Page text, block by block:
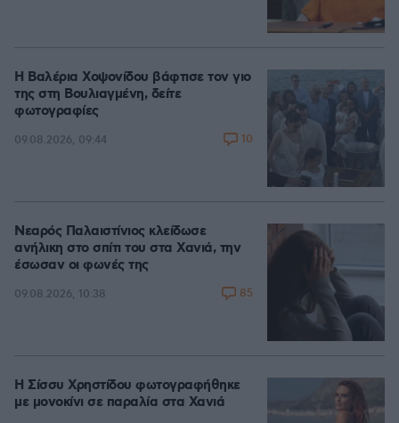
Η Βαλέρια Χοψονίδου βάφτισε τον γιο
της στη Βουλιαγμένη, δείτε
φωτογραφίες
09.08.2026, 09:44 10
Νεαρός Παλαιστίνιος κλείδωσε
ανήλικη στο σπίτι του στα Χανιά, την
έσωσαν οι φωνές της
09.08.2026, 10:38 85
Η Σίσσυ Χρηστίδου φωτογραφήθηκε
με μονοκίνι σε παραλία στα Χανιά